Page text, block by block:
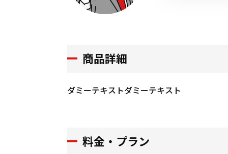
商品詳細
ダミーテキストダミーテキスト
料金・プラン